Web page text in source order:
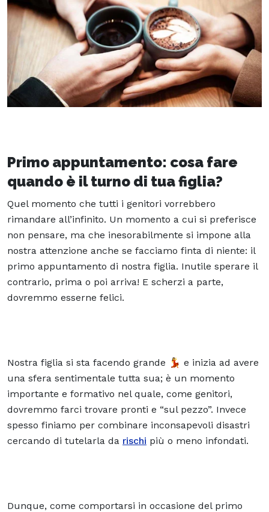
Primo appuntamento: cosa fare
quando è il turno di tua figlia?
Quel momento che tutti i genitori vorrebbero
rimandare all’infinito. Un momento a cui si preferisce
non pensare, ma che inesorabilmente si impone alla
nostra attenzione anche se facciamo finta di niente: il
primo appuntamento di nostra figlia. Inutile sperare il
contrario, prima o poi arriva! E scherzi a parte,
dovremmo esserne felici.
Nostra figlia si sta facendo grande 💃 e inizia ad avere
una sfera sentimentale tutta sua; è un momento
importante e formativo nel quale, come genitori,
dovremmo farci trovare pronti e “sul pezzo”. Invece
spesso finiamo per combinare inconsapevoli disastri
cercando di tutelarla da rischi più o meno infondati.
Dunque, come comportarsi in occasione del primo